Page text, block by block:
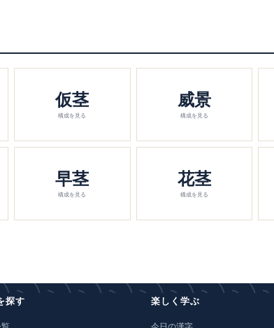
仮茎
構成を見る
威景
構成を見る
早茎
構成を見る
花茎
構成を見る
探す 楽しく学ぶ